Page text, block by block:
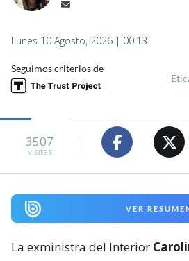
Lunes 10 Agosto, 2026 | 00:13
Seguimos criterios de
3507
visitas
VER
La exministra del Interior